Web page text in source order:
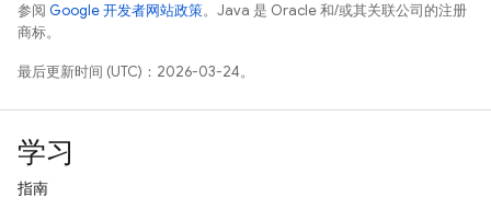
参阅 Google 开发者网站政策。Java 是 Oracle 和/或其关联公司的注册
商标。
最后更新时间 (UTC)：2026-03-24。
学习
指南